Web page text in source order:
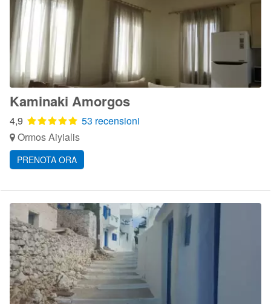
Kaminaki Amorgos
4,9
53 recensioni
Ormos Aiyialis
PRENOTA ORA